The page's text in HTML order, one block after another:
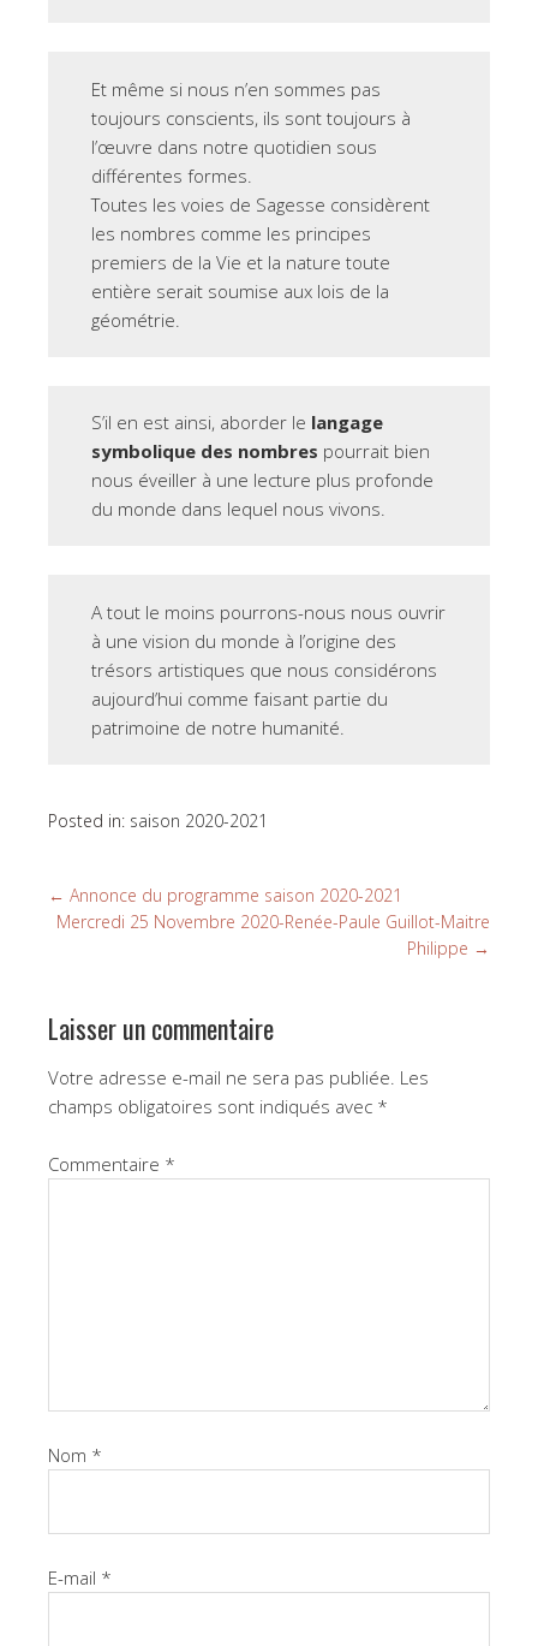
Et même si nous n’en sommes pas
toujours conscients, ils sont toujours à
l’œuvre dans notre quotidien sous
différentes formes.
Toutes les voies de Sagesse considèrent
les nombres comme les principes
premiers de la Vie et la nature toute
entière serait soumise aux lois de la
géométrie.
S’il en est ainsi, aborder le langage
symbolique des nombres pourrait bien
nous éveiller à une lecture plus profonde
du monde dans lequel nous vivons.
A tout le moins pourrons-nous nous ouvrir
à une vision du monde à l’origine des
trésors artistiques que nous considérons
aujourd’hui comme faisant partie du
patrimoine de notre humanité.
Posted in: saison 2020-2021
← Annonce du programme saison 2020-2021
Mercredi 25 Novembre 2020-Renée-Paule Guillot-Maitre
Philippe →
Laisser un commentaire
Votre adresse e-mail ne sera pas publiée. Les
champs obligatoires sont indiqués avec *
Commentaire *
Nom *
E-mail *